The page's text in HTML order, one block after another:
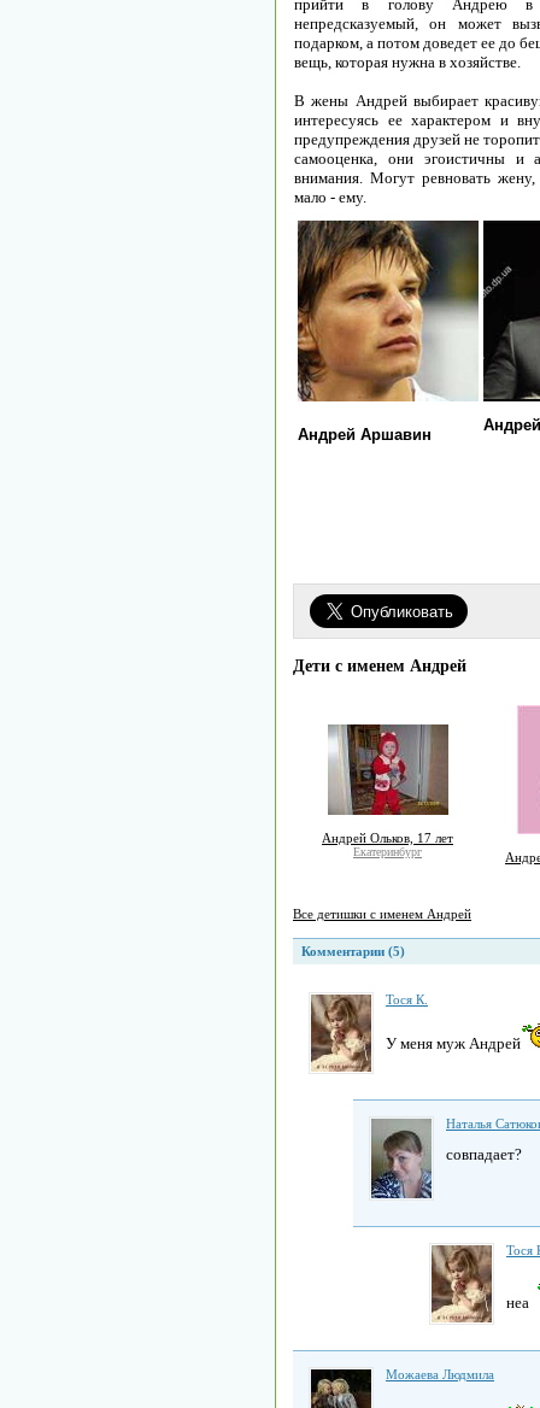
прийти в голову Андрею в
непредсказуемый, он может
подарком, а потом доведет ее до
вещь, которая нужна в хозяйстве.
В жены Андрей выбирает
интересуясь ее характером и
предупреждения друзей не
самооценка, они эгоистичны и
внимания. Могут ревновать
мало - ему.
Андрей Аршавин
Дети с именем Андрей
Андрей Ольков, 17 лет
Екатеринбург
Все детишки с именем Андрей
Комментарии (5)
Тоcя К.
У меня муж Андрей
Наталья
совпадает?
Тоcя
неа
Можаева Людмила